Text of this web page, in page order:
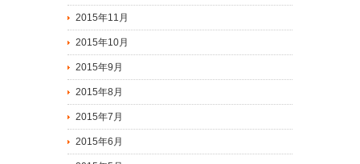
2015年11月
2015年10月
2015年9月
2015年8月
2015年7月
2015年6月